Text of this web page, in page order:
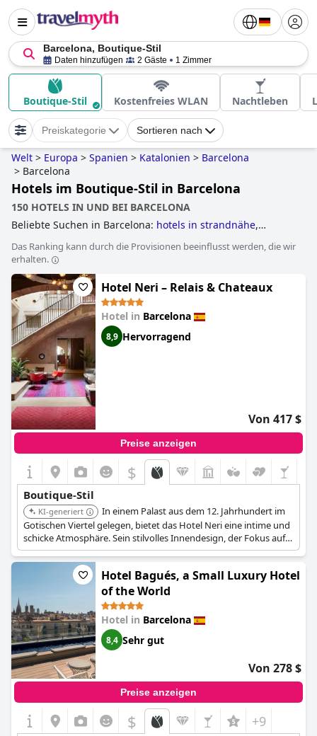
Barcelona, Boutique-Stil
Daten hinzufügen 2 Gäste 1 Zimmer
Boutique-Stil Kostenfreies WLAN Nachtleben
Preiskategorie Sortieren nach
Welt > Europa > Spanien > Katalonien > Barcelona
> Barcelona
Hotels im Boutique-Stil in Barcelona
150 HOTELS IN UND BEI BARCELONA
Beliebte Suchen in Barcelona: hotels in strandnähe,
boutique-stil,hotels mit privatpool, yoga hotels,
luxushotels
strand,familienhotels
hotels.
Das Ranking kann durch die Provisionen beeinflusst werden, die wir
erhalten.
Hotel Neri – Relais & Chateaux
Hotel in Barcelona
8,9 Hervorragend
Von 417 $
Preise anzeigen
$
Boutique-Stil
KI-generiert
In einem Palast aus dem 12. Jahrhundert im
Gotischen Viertel gelegen, bietet das Hotel Neri eine intime und
schicke Atmosphäre. Sein stilvolles Innendesign, der Fokus auf
das Erbe und der erstklassige persönliche Service machen es zu
einem herausragenden Boutique-Reiseziel.
Hotel Bagués, a Small Luxury Hotel
of the World
Hotel in Barcelona
8,4 Sehr gut
Von 278 $
Preise anzeigen
$ +9